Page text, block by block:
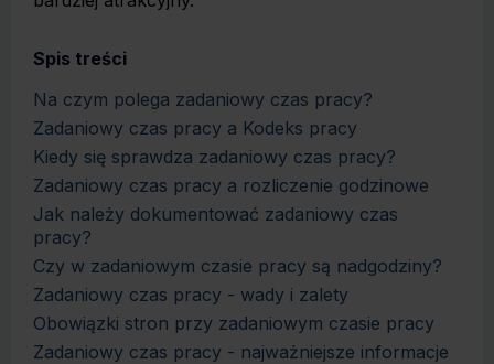
Spis treści
Na czym polega zadaniowy czas pracy?
Zadaniowy czas pracy a Kodeks pracy
Kiedy się sprawdza zadaniowy czas pracy?
Zadaniowy czas pracy a rozliczenie godzinowe
Jak należy dokumentować zadaniowy czas
pracy?
Czy w zadaniowym czasie pracy są nadgodziny?
Zadaniowy czas pracy - wady i zalety
Obowiązki stron przy zadaniowym czasie pracy
Zadaniowy czas pracy - najważniejsze informacje